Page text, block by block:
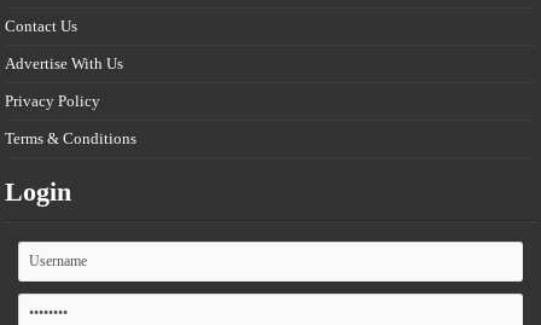
Contact Us
Advertise With Us
Privacy Policy
Terms & Conditions
Login